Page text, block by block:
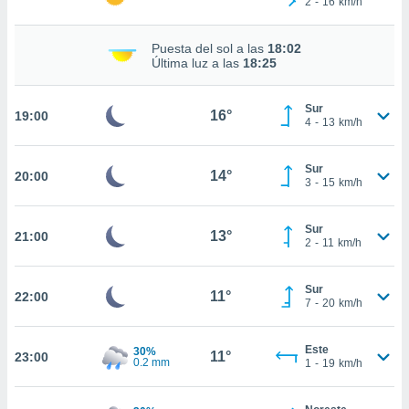
te
se
Puedes
web a
Puesta del sol a las 18:02
Última luz a las 18:25
19:00 16°
Sur
4 - 13 km/h
20:00 14°
Sur
3 - 15 km/h
21:00 13°
Sur
2 - 11 km/h
22:00 11°
Sur
7 - 20 km/h
23:00
30%
0.2 mm
11°
Este
1 - 19 km/h